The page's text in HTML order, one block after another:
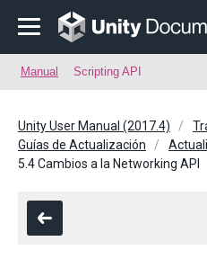
Manual Scripting API
Unity User Manual (2017.4)
Guías de Actualización
5.4 Cambios a la Networking API